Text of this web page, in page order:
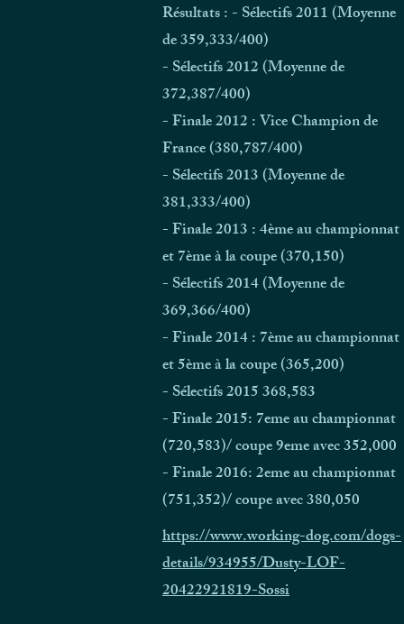
Résultats : - Sélectifs 2011 (Moyenne
de 359,333/400)
- Sélectifs 2012 (Moyenne de
372,387/400)
- Finale 2012 : Vice Champion de
France (380,787/400)
- Sélectifs 2013 (Moyenne de
381,333/400)
- Finale 2013 : 4ème au championnat
et 7ème à la coupe (370,150)
- Sélectifs 2014 (Moyenne de
369,366/400)
- Finale 2014 : 7ème au championnat
et 5ème à la coupe (365,200)
- Sélectifs 2015 368,583
- Finale 2015: 7eme au championnat
(720,583)/ coupe 9eme avec 352,000
- Finale 2016: 2eme au championnat
(751,352)/ coupe avec 380,050
https://www.working-dog.com/dogs-
details/934955/Dusty-LOF-
20422921819-Sossi